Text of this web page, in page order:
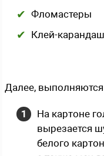
Фломастеры
Клей-
Далее,
На картоне
вырезается
белого